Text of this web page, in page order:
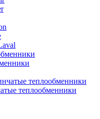
теплообменники
теплообменники